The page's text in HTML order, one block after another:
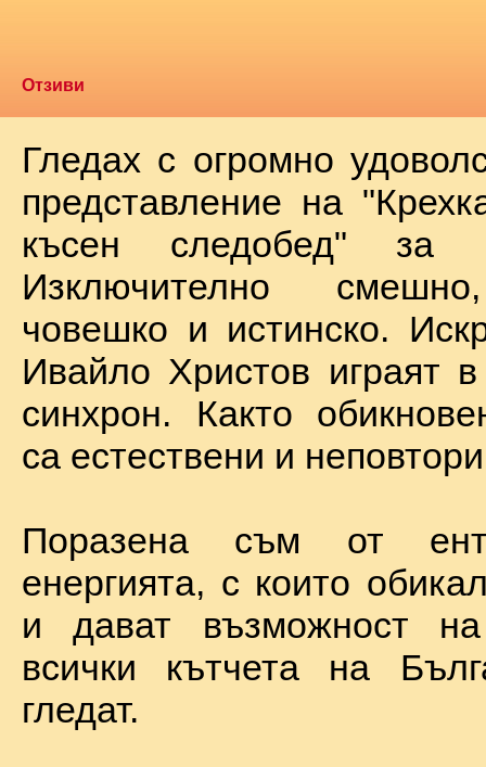
Отзиви
Гледах с огромно
представление на
късен следобед" за
Изключително
човешко и истинско.
Ивайло Христов играят
синхрон. Както
са естествени и
Поразена съм от
енергията, с които
и дават възможност
всички кътчета на
гледат.